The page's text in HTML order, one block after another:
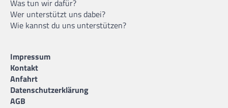
Was tun wir dafür?
Wer unterstützt uns dabei?
Wie kannst du uns unterstützen?
Impressum
Kontakt
Anfahrt
Datenschutzerklärung
AGB